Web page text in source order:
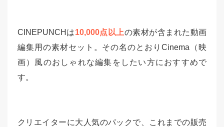
CINEPUNCHは10,000点以上の素材が含まれた動画
編集用の素材セット。その名のとおりCinema（映
画）風のおしゃれな編集をしたい方におすすめで
す。
クリエイターに大人気のパックで、これまでの販売